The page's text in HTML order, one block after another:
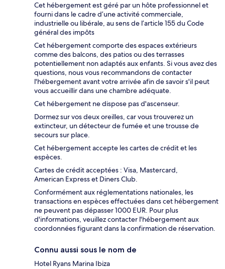
Cet hébergement est géré par un hôte professionnel et
fourni dans le cadre d’une activité commerciale,
industrielle ou libérale, au sens de l’article 155 du Code
général des impôts
Cet hébergement comporte des espaces extérieurs
comme des balcons, des patios ou des terrasses
potentiellement non adaptés aux enfants. Si vous avez des
questions, nous vous recommandons de contacter
l'hébergement avant votre arrivée afin de savoir s'il peut
vous accueillir dans une chambre adéquate.
Cet hébergement ne dispose pas d'ascenseur.
Dormez sur vos deux oreilles, car vous trouverez un
extincteur, un détecteur de fumée et une trousse de
secours sur place.
Cet hébergement accepte les cartes de crédit et les
espèces.
Cartes de crédit acceptées : Visa, Mastercard,
American Express et Diners Club.
Conformément aux réglementations nationales, les
transactions en espèces effectuées dans cet hébergement
ne peuvent pas dépasser 1000 EUR. Pour plus
d'informations, veuillez contacter l'hébergement aux
coordonnées figurant dans la confirmation de réservation.
Connu aussi sous le nom de
Hotel Ryans Marina Ibiza